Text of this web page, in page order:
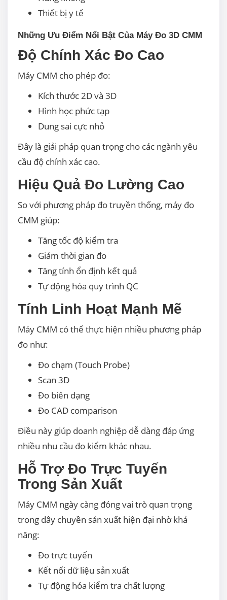
Thiết bị y tế
Những Ưu Điểm Nổi Bật Của Máy Đo 3D CMM
Độ Chính Xác Đo Cao
Máy CMM cho phép đo:
Kích thước 2D và 3D
Hình học phức tạp
Dung sai cực nhỏ
Đây là giải pháp quan trọng cho các ngành yêu
cầu độ chính xác cao.
Hiệu Quả Đo Lường Cao
So với phương pháp đo truyền thống, máy đo
CMM giúp:
Tăng tốc độ kiểm tra
Giảm thời gian đo
Tăng tính ổn định kết quả
Tự động hóa quy trình QC
Tính Linh Hoạt Mạnh Mẽ
Máy CMM có thể thực hiện nhiều phương pháp
đo như:
Đo chạm (Touch Probe)
Scan 3D
Đo biên dạng
Đo CAD comparison
Điều này giúp doanh nghiệp dễ dàng đáp ứng
nhiều nhu cầu đo kiểm khác nhau.
Hỗ Trợ Đo Trực Tuyến
Trong Sản Xuất
Máy CMM ngày càng đóng vai trò quan trọng
trong dây chuyền sản xuất hiện đại nhờ khả
năng:
Đo trực tuyến
Kết nối dữ liệu sản xuất
Tự động hóa kiểm tra chất lượng